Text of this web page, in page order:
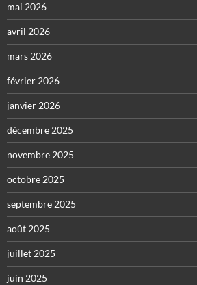
mai 2026
avril 2026
mars 2026
février 2026
janvier 2026
décembre 2025
novembre 2025
octobre 2025
septembre 2025
août 2025
juillet 2025
juin 2025